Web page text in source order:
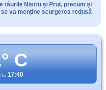
râurile Nistru și Prut, precum și
va menține scurgerea redusă
C
la 17:40